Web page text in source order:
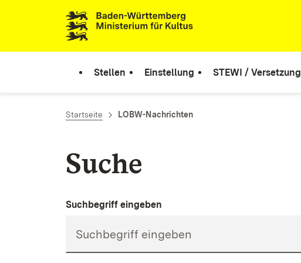
Zum Inhalt springen
Link zur Startseite
Stellen Einstellung STEWI / Versetzung
Startseite LOBW-Nachrichten
Suche
Suchbegriff eingeben